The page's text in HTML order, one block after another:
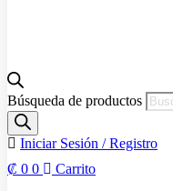
Búsqueda de productos
Iniciar Sesión / Registro
₡ 0 0 Carrito